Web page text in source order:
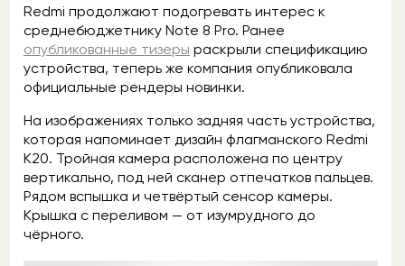
Redmi продолжают подогревать интерес к
среднебюджетнику Note 8 Pro. Ранее
опубликованные тизеры раскрыли спецификацию
устройства, теперь же компания опубликовала
официальные рендеры новинки.
На изображениях только задняя часть устройства,
которая напоминает дизайн флагманского Redmi
K20. Тройная камера расположена по центру
вертикально, под ней сканер отпечатков пальцев.
Рядом вспышка и четвёртый сенсор камеры.
Крышка с переливом — от изумрудного до
чёрного.